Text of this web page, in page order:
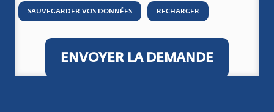
SAUVEGARDER VOS DONNÉES RECHARGER
ENVOYER LA DEMANDE